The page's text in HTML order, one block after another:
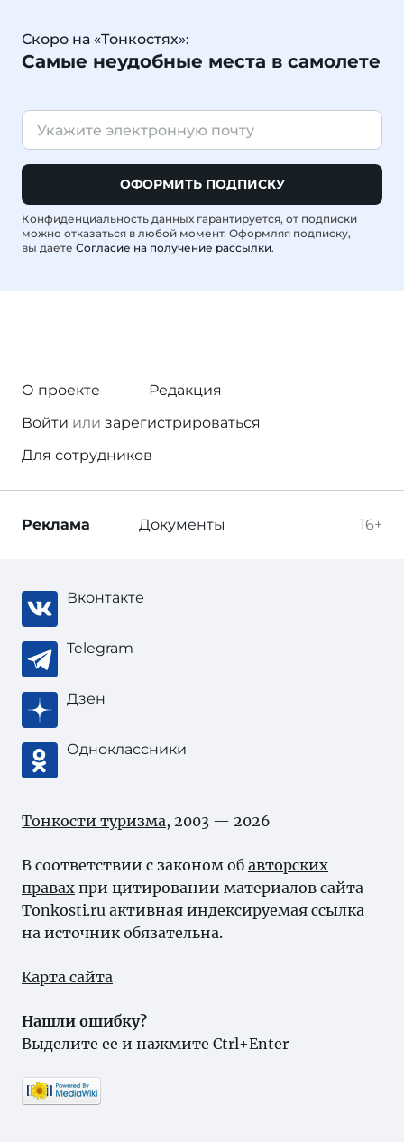
Скоро на «Тонкостях»:
Самые неудобные места в самолете
ОФОРМИТЬ ПОДПИСКУ
Конфиденциальность данных гарантируется, от подписки
можно отказаться в любой момент. Оформляя подписку,
вы даете Согласие на получение рассылки.
О проекте
Редакция
Войти или зарегистрироваться
Для сотрудников
16+
Реклама Документы
Вконтакте
Telegram
Дзен
Одноклассники
Тонкости туризма, 2003 — 2026
В соответствии с законом об авторских
правах при цитировании материалов сайта
Tonkosti.ru активная индексируемая ссылка
на источник обязательна.
Карта сайта
Нашли ошибку?
Выделите ее и нажмите Ctrl+Enter